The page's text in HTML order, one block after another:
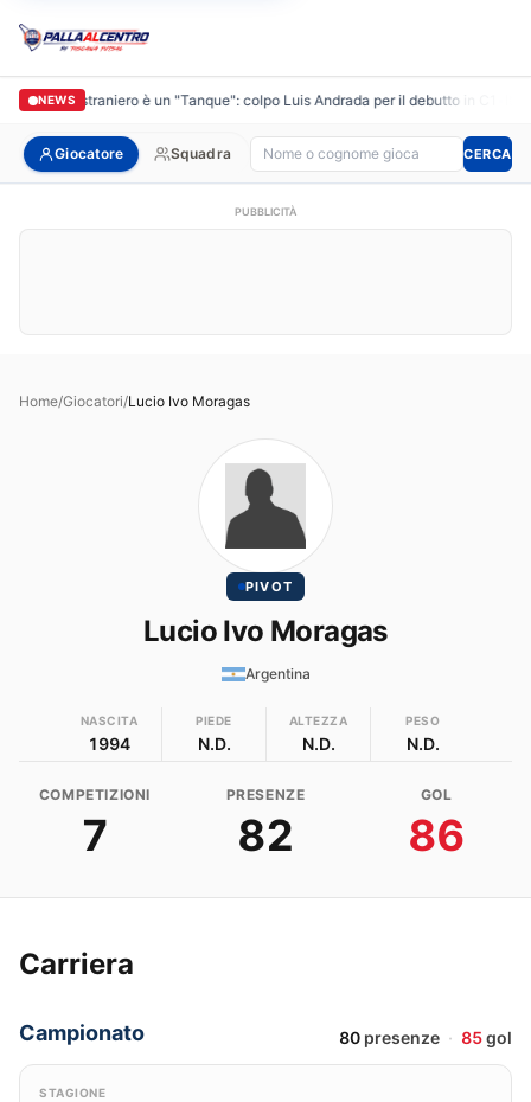
NEWS
il primo straniero è un "Tanque": colpo Luis Andrada per il debutto in C1
Giocatore Squadra Cerca giocatore CERCA
PUBBLICITÀ
Home/Giocatori/Lucio Ivo Moragas
PIVOT
Lucio Ivo Moragas
Argentina
NASCITA
1994
PIEDE
N.D.
ALTEZZA
N.D.
PESO
N.D.
COMPETIZIONI
7
PRESENZE
82
GOL
86
Carriera
Campionato 80 presenze · 85gol
STAGIONE